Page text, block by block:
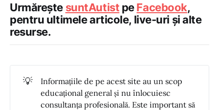
Urmărește suntAutist peFacebook,
pentru ultimele articole, live-uri și alte
resurse.
💡
Informațiile de pe acest site au un scop
educațional general și nu înlocuiesc
consultanța profesională. Este important să